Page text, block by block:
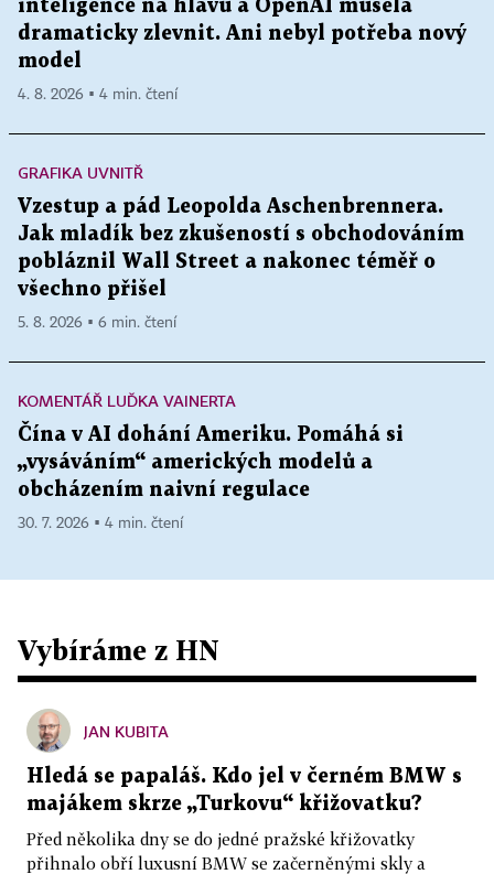
inteligence na hlavu a OpenAI musela
dramaticky zlevnit. Ani nebyl potřeba nový
model
4. 8. 2026 ▪ 4 min. čtení
GRAFIKA UVNITŘ
Vzestup a pád Leopolda Aschenbrennera.
Jak mladík bez zkušeností s obchodováním
pobláznil Wall Street a nakonec téměř o
všechno přišel
5. 8. 2026 ▪ 6 min. čtení
KOMENTÁŘ LUĎKA VAINERTA
Čína v AI dohání Ameriku. Pomáhá si
„vysáváním“ amerických modelů a
obcházením naivní regulace
30. 7. 2026 ▪ 4 min. čtení
Vybíráme z HN
JAN KUBITA
Hledá se papaláš. Kdo jel v černém BMW s
majákem skrze „Turkovu“ křižovatku?
Před několika dny se do jedné pražské křižovatky
přihnalo obří luxusní BMW se začerněnými skly a